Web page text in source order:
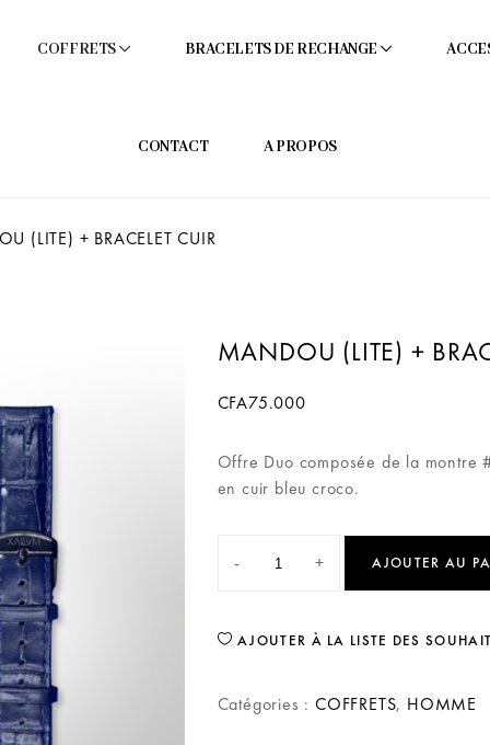
COFFRETS BRACELETS DE RECHANGE
CONTACT A PROPOS
(LITE) + BRACELET CUIR
MANDOU (LITE) +
CFA75.000
Offre Duo composée de la montre
en cuir bleu croco.
- + AJOUTER AU
AJOUTER À LA LISTE DES
Catégories : COFFRETS, HOMME